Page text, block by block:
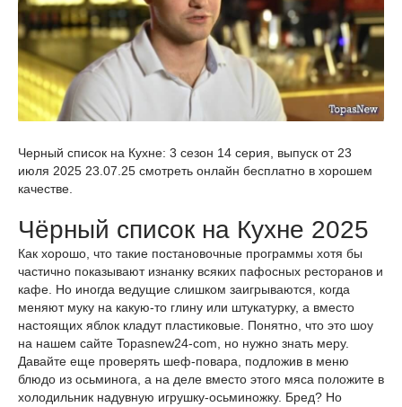
Черный список на Кухне: 3 сезон 14 серия, выпуск от 23
июля 2025 23.07.25 смотреть онлайн бесплатно в хорошем
качестве.
Чёрный список на Кухне 2025
Как хорошо, что такие постановочные программы хотя бы
частично показывают изнанку всяких пафосных ресторанов и
кафе. Но иногда ведущие слишком заигрываются, когда
меняют муку на какую-то глину или штукатурку, а вместо
настоящих яблок кладут пластиковые. Понятно, что это шоу
на нашем сайте Topasnew24-com, но нужно знать меру.
Давайте еще проверять шеф-повара, подложив в меню
блюдо из осьминога, а на деле вместо этого мяса положите в
холодильник надувную игрушку-осьминожку. Бред? Но